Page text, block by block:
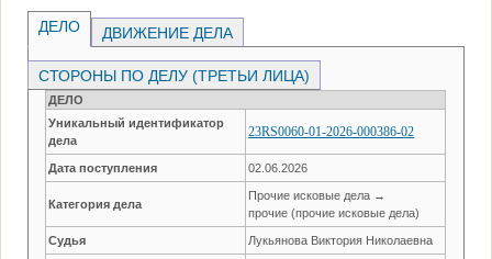
ДЕЛО ДВИЖЕНИЕ ДЕЛА
СТОРОНЫ ПО ДЕЛУ (ТРЕТЬИ ЛИЦА)
ДЕЛО
Уникальный идентификатор
дела
23RS0060-01-2026-000386-02
Дата поступления 02.06.2026
Категория дела
Прочие исковые дела →
прочие (прочие исковые дела)
Судья Лукьянова Виктория Николаевна